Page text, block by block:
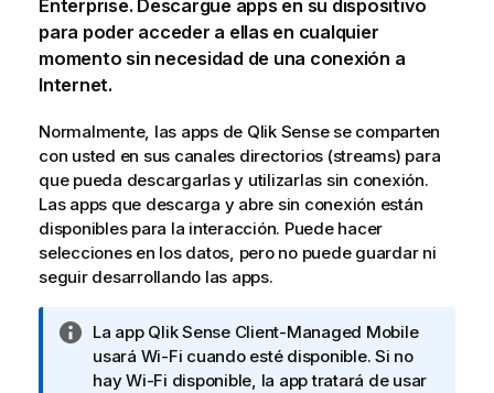
Enterprise. Descargue apps en su dispositivo
para poder acceder a ellas en cualquier
momento sin necesidad de una conexión a
Internet.
Normalmente, las apps de Qlik Sensese comparten
con usted en sus canales directorios (streams) para
que pueda descargarlas y utilizarlas sin conexión.
Las apps que descarga y abre sin conexión están
disponibles para la interacción. Puede hacer
selecciones en los datos, pero no puede guardar ni
seguir desarrollando las apps.
N
o
t
La app Qlik Sense Client-Managed Mobile
usará Wi-Fi cuando esté disponible. Si no
hayWi-Fi disponible, la app tratará de usar